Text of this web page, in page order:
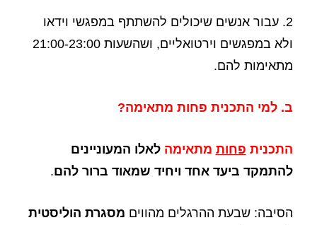
2. עבור אנשים שיכולים להשתתף במפגשי וידאו
ולא במפגשים וירטואליים, ושהשעות 21:00-23:00
מתאימות להם.
ב. למי התכנית פחות מתאימה?
התכנית פחות מתאימה לאלו המעוניינים
להתמקד ביעד אחד ויחיד שמאוד ברור להם.
הסיבה: שבעת ההרגלים מהווים מסגרת הוליסטית